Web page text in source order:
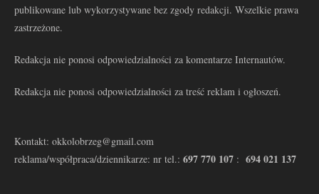
publikowane lub wykorzystywane bez zgody redakcji. Wszelkie prawa
zastrzeżone.
Redakcja nie ponosi odpowiedzialności za komentarze Internautów.
Redakcja nie ponosi odpowiedzialności za treść reklam i ogłoszeń.
Kontakt: okkolobrzeg@gmail.com
reklama/współpraca/dziennikarze: nr tel.: 697 770 107 : 694 021 137